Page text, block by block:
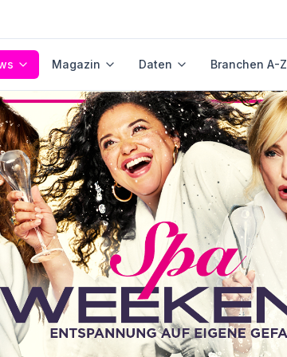
Magazin Daten Branchen A-Z